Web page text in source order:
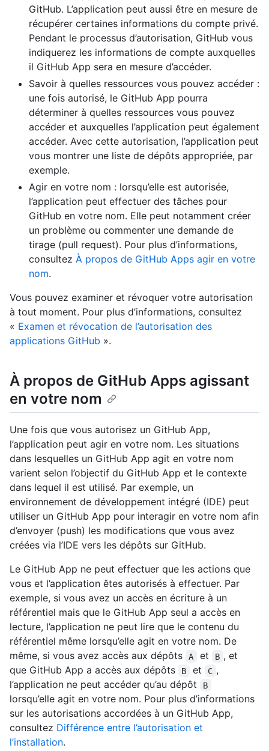
GitHub. L’application peut aussi être en mesure de
récupérer certaines informations du compte privé.
Pendant le processus d’autorisation, GitHub vous
indiquerez les informations de compte auxquelles
il GitHub App sera en mesure d’accéder.
Savoir à quelles ressources vous pouvez accéder :
une fois autorisé, le GitHub App pourra
déterminer à quelles ressources vous pouvez
accéder et auxquelles l’application peut également
accéder. Avec cette autorisation, l’application peut
vous montrer une liste de dépôts appropriée, par
exemple.
Agir en votre nom : lorsqu’elle est autorisée,
l’application peut effectuer des tâches pour
GitHub en votre nom. Elle peut notamment créer
un problème ou commenter une demande de
tirage (pull request). Pour plus d’informations,
consultez À propos de GitHub Apps agir en votre
nom.
Vous pouvez examiner et révoquer votre autorisation
à tout moment. Pour plus d’informations, consultez
« Examen et révocation de l’autorisation des
applications GitHub ».
À propos de GitHub Apps agissant
en votre nom
Une fois que vous autorisez un GitHub App,
l’application peut agir en votre nom. Les situations
dans lesquelles un GitHub App agit en votre nom
varient selon l’objectif du GitHub App et le contexte
dans lequel il est utilisé. Par exemple, un
environnement de développement intégré (IDE) peut
utiliser un GitHub App pour interagir en votre nom afin
d’envoyer (push) les modifications que vous avez
créées via l’IDE vers les dépôts sur GitHub.
Le GitHub App ne peut effectuer que les actions que
vous et l’application êtes autorisés à effectuer. Par
exemple, si vous avez un accès en écriture à un
référentiel mais que le GitHub App seul a accès en
lecture, l’application ne peut lire que le contenu du
référentiel même lorsqu’elle agit en votre nom. De
même, si vous avez accès aux dépôts
A et B , et
que GitHub App a accès aux dépôts
B et C ,
l’application ne peut accéder qu’au dépôt
B
lorsqu’elle agit en votre nom. Pour plus d’informations
sur les autorisations accordées à un GitHub App,
consultez Différence entre l’autorisation et
l’installation.